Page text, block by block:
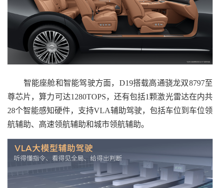
智能座舱和智能驾驶方面，D19搭载高通骁龙双8797至
尊芯片，算力可达1280TOPS，还有包括1颗激光雷达在内共
28个智能感知硬件，支持VLA辅助驾驶，包括车位到车位领
航辅助、高速领航辅助和城市领航辅助。